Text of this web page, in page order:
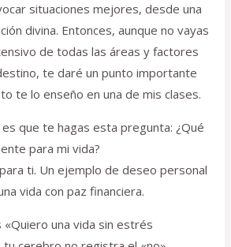
situaciones mejores, desde una
divina. Entonces, aunque no vayas
de todas las áreas y factores
te daré un punto importante
te lo enseño en una de mis clases.
que te hagas esta pregunta: ¿Qué
para mi vida?
ti. Un ejemplo de deseo personal
vida con paz financiera.
«Quiero una vida sin estrés